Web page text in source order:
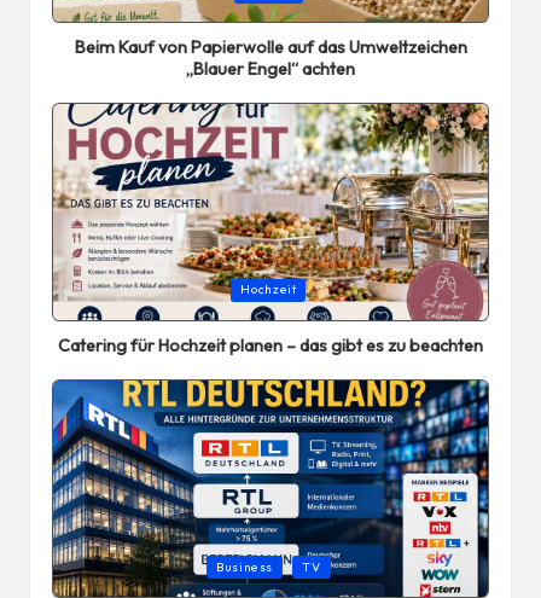
in
Beim Kauf von Papierwolle auf das Umweltzeichen
„Blauer Engel“ achten
Posted
in
Hochzeit
Catering für Hochzeit planen – das gibt es zu beachten
Posted
in
Business TV